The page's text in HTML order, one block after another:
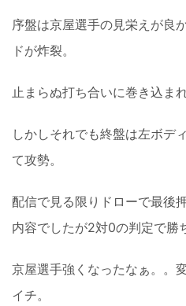
序盤は京屋選手の見栄えが良
ドが炸裂。
止まらぬ打ち合いに巻き込ま
しかしそれでも終盤は左ボデ
て攻勢。
配信で見る限りドローで最後
内容でしたが2対0の判定で勝
京屋選手強くなったなぁ。。
イチ。